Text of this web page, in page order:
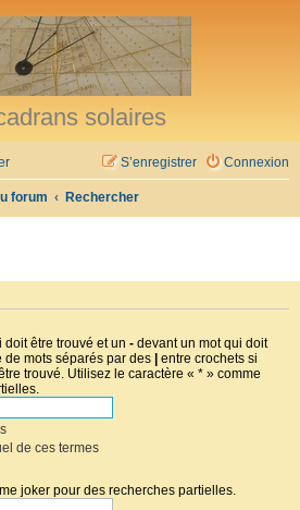
solaires
Connexion
S’enregistrer
forum Rechercher
doit être trouvé et un - devant un mot qui doit
mots séparés par des | entre crochets si
trouvé. Utilisez le caractère « * » comme
de ces termes
joker pour des recherches partielles.